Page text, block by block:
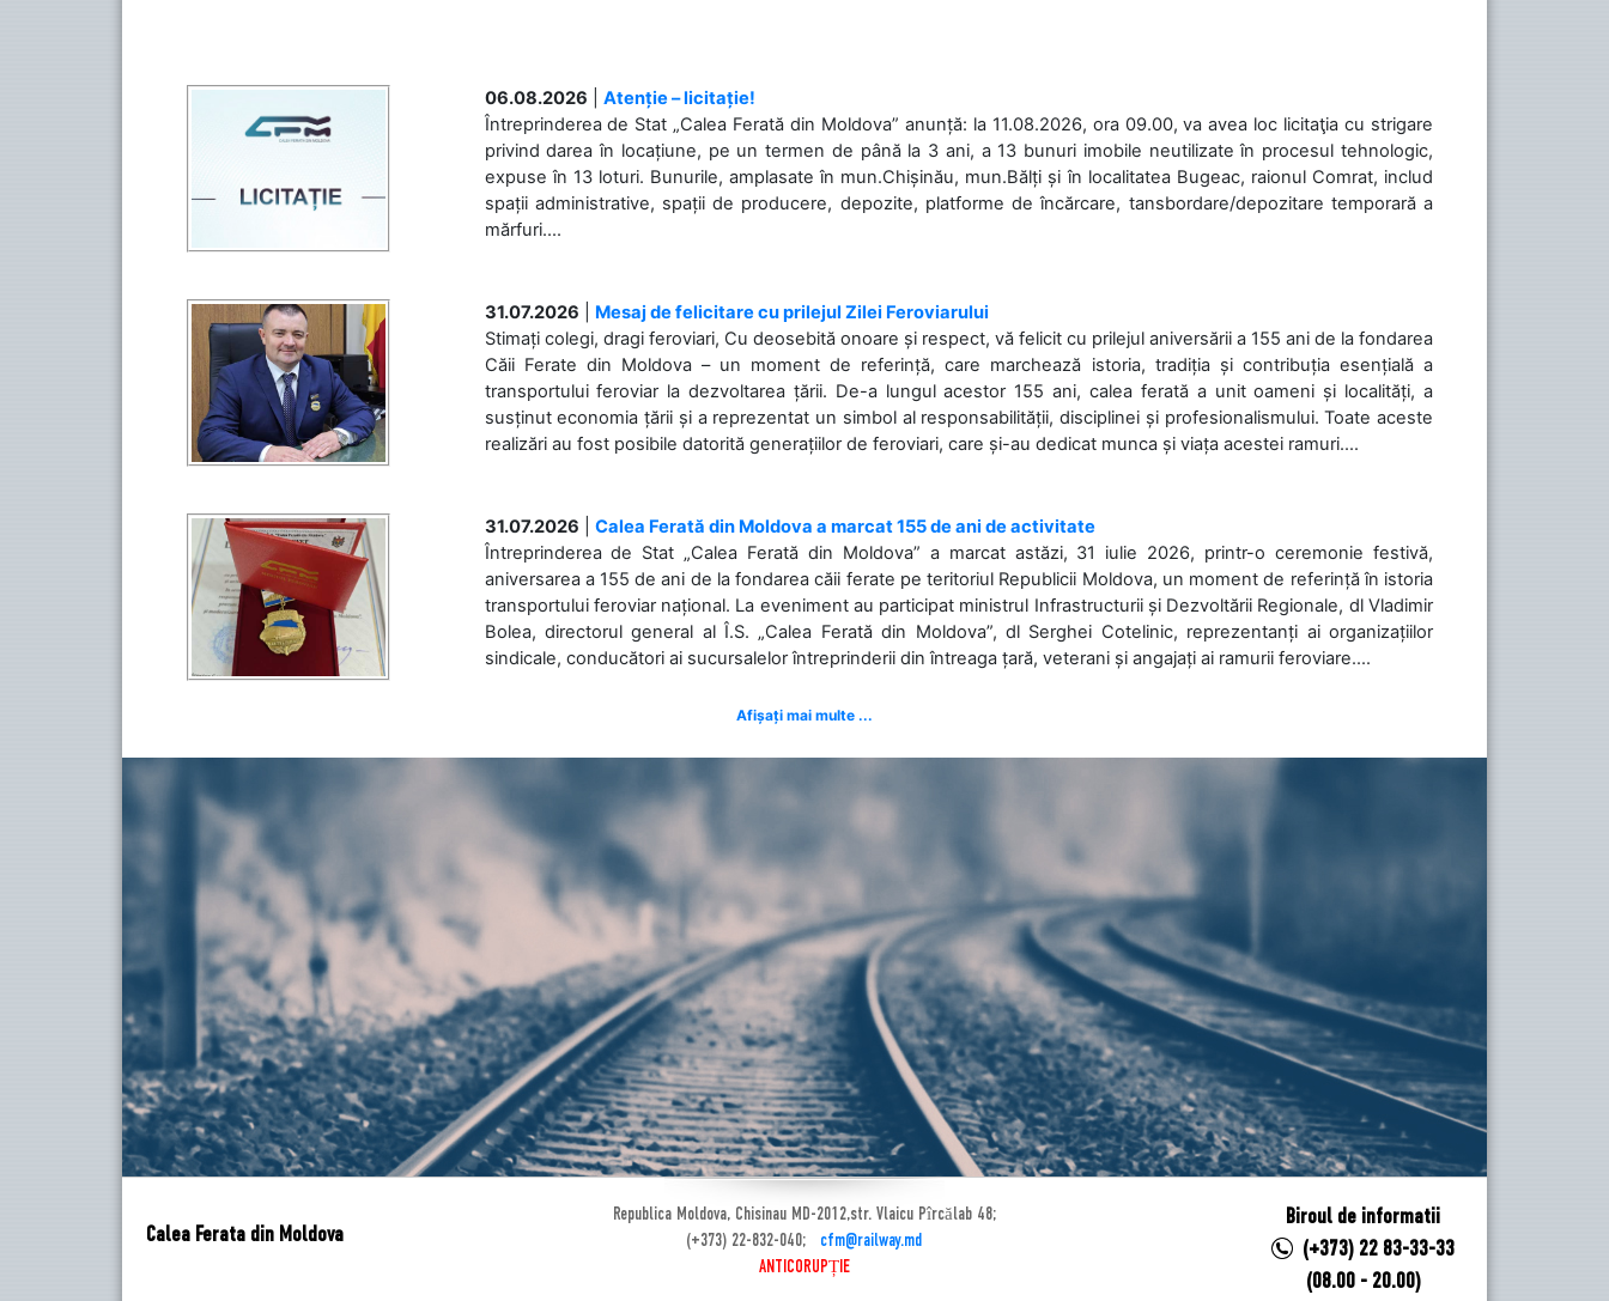
06.08.2026
Atenție – licitație!
Întreprinderea de Stat „Calea Ferată din Moldova” anunță: la 11.08.2026, ora 09.00, va avea loc licitaţia cu strigare
privind darea în locațiune, pe un termen de până la 3 ani, a 13 bunuri imobile neutilizate în procesul tehnologic,
expuse în 13 loturi. Bunurile, amplasate în mun.Chișinău, mun.Bălți și în localitatea Bugeac, raionul Comrat, includ
spații administrative, spații de producere, depozite, platforme de încărcare, tansbordare/depozitare temporară a
mărfuri....
31.07.2026
Mesaj de felicitare cu prilejul Zilei Feroviarului
Stimați colegi, dragi feroviari, Cu deosebită onoare și respect, vă felicit cu prilejul aniversării a 155 ani de la fondarea
Căii Ferate din Moldova – un moment de referință, care marchează istoria, tradiția și contribuția esențială a
transportului feroviar la dezvoltarea țării. De-a lungul acestor 155 ani, calea ferată a unit oameni și localități, a
susținut economia țării și a reprezentat un simbol al responsabilității, disciplinei și profesionalismului. Toate aceste
realizări au fost posibile datorită generațiilor de feroviari, care și-au dedicat munca și viața acestei ramuri....
31.07.2026
Calea Ferată din Moldova a marcat 155 de ani de activitate
Întreprinderea de Stat „Calea Ferată din Moldova” a marcat astăzi, 31 iulie 2026, printr-o ceremonie festivă,
aniversarea a 155 de ani de la fondarea căii ferate pe teritoriul Republicii Moldova, un moment de referință în istoria
transportului feroviar național. La eveniment au participat ministrul Infrastructurii și Dezvoltării Regionale, dl Vladimir
Bolea, directorul general al Î.S. „Calea Ferată din Moldova”, dl Serghei Cotelinic, reprezentanți ai organizațiilor
sindicale, conducători ai sucursalelor întreprinderii din întreaga țară, veterani și angajați ai ramurii feroviare....
Afișați mai multe ...
Calea Ferata din Moldova
Republica Moldova, Chisinau MD-2012,str. Vlaicu Pîrcălab 48;
(+373) 22-832-040; cfm@railway.md
ANTICORUPȚIE
Biroul de informatii
(+373) 22 83-33-33
(08.00 - 20.00)